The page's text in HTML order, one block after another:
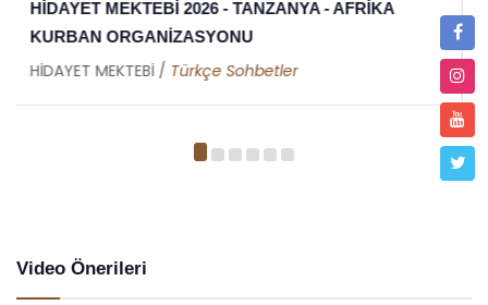
HİDAYET MEKTEBİ 2026 İFTAR ORGANİZASYONU -
TANZANYA - AFRİKA
HİDAYET MEKTEBİ /Metin Duymaz
Video Önerileri